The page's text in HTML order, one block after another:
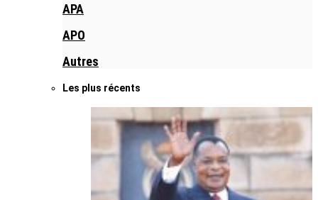
APA
APO
Autres
Les plus récents